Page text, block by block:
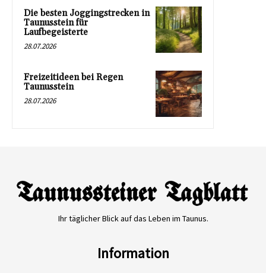
Die besten Joggingstrecken in
Taunusstein für
Laufbegeisterte
28.07.2026
Freizeitideen bei Regen
Taunusstein
28.07.2026
Ihr täglicher Blick auf das Leben im Taunus.
Information